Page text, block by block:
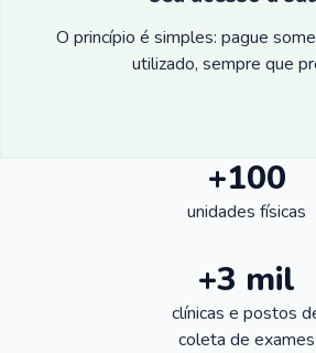
O princípio é simples: pague
utilizado, sempre que
+100
unidades físicas
+3 mil
clínicas e postos
coleta de exames